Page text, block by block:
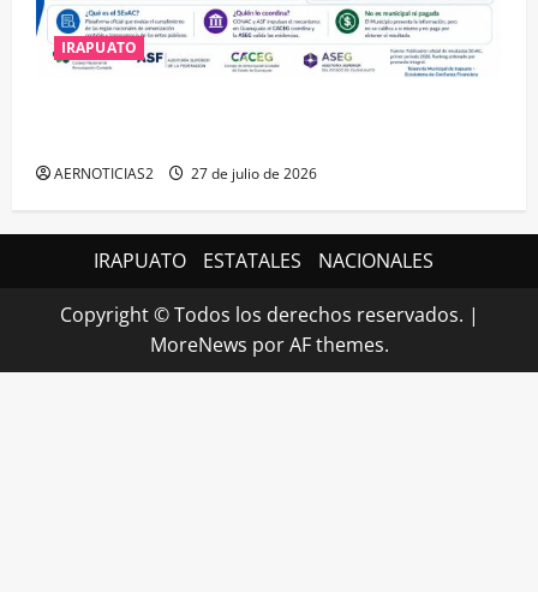
IRAPUATO
AERNOTICIAS2 27 de julio de 2026
IRAPUATO ESTATALES NACIONALES
Copyright © Todos los derechos reservados. |
MoreNews por AF themes.